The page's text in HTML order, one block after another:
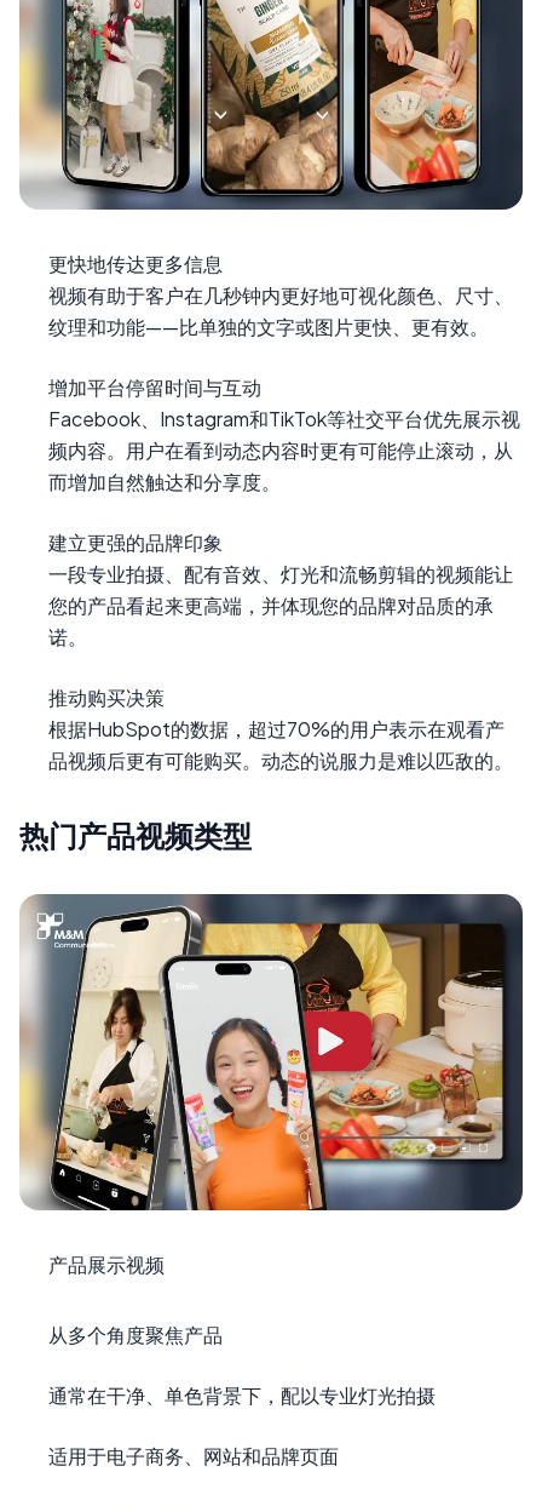
更快地传达更多信息
视频有助于客户在几秒钟内更好地可视化颜色、尺寸、
纹理和功能——比单独的文字或图片更快、更有效。
增加平台停留时间与互动
Facebook、Instagram和TikTok等社交平台优先展示视
频内容。用户在看到动态内容时更有可能停止滚动，从
而增加自然触达和分享度。
建立更强的品牌印象
一段专业拍摄、配有音效、灯光和流畅剪辑的视频能让
您的产品看起来更高端，并体现您的品牌对品质的承
诺。
推动购买决策
根据HubSpot的数据，超过70%的用户表示在观看产
品视频后更有可能购买。动态的说服力是难以匹敌的。
热门产品视频类型
产品展示视频
从多个角度聚焦产品
通常在干净、单色背景下，配以专业灯光拍摄
适用于电子商务、网站和品牌页面